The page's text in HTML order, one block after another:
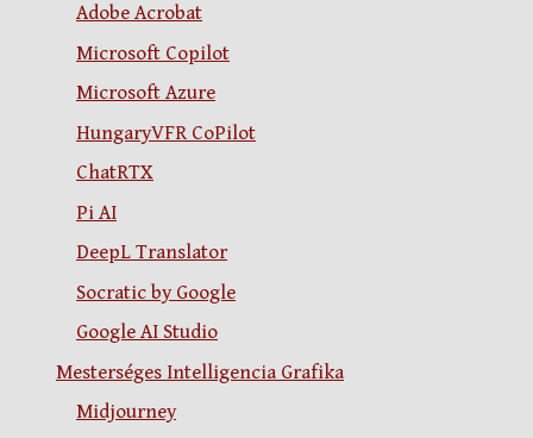
Adobe Acrobat
Microsoft Copilot
Microsoft Azure
HungaryVFR CoPilot
ChatRTX
Pi AI
DeepL Translator
Socratic by Google
Google AI Studio
Mesterséges Intelligencia Grafika
Midjourney